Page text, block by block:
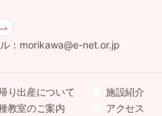
：morikawa@e-net.or.jp
り出産について
教室のご案内
施設紹介
アクセス